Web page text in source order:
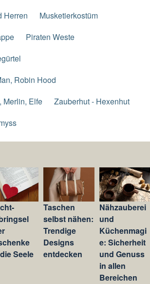
Herren
Musketierkostüm
Piraten Weste
Robin Hood
Merlin, Elfe
Zauberhut - Hexenhut
Seele
Taschen
selbst nähen:
Trendige
Designs
entdecken
Nähzauberei
und
Küchenmagi
e: Sicherheit
und Genuss
in allen
Bereichen